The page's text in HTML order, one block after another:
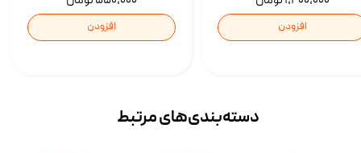
افزودن افزودن
دسته‌بندی‌‌های مرتبط